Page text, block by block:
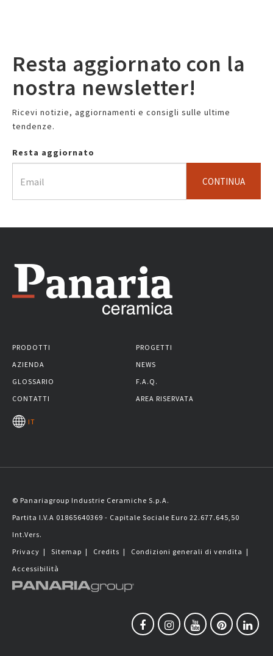
Resta aggiornato con la
nostra newsletter!
Ricevi notizie, aggiornamenti e consigli sulle ultime
tendenze.
Resta aggiornato
CONTINUA
PRODOTTI
PROGETTI
AZIENDA
NEWS
GLOSSARIO
F.A.Q.
CONTATTI
AREA RISERVATA
IT
© Panariagroup Industrie Ceramiche S.p.A.
Partita I.V.A 01865640369 - Capitale Sociale Euro 22.677.645,50
Int.Vers.
Privacy | Sitemap | Credits | Condizioni generali di vendita |
Accessibilità